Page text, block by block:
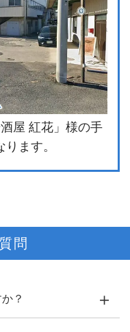
屋 紅花」様の手
ます。
問
？ ＋